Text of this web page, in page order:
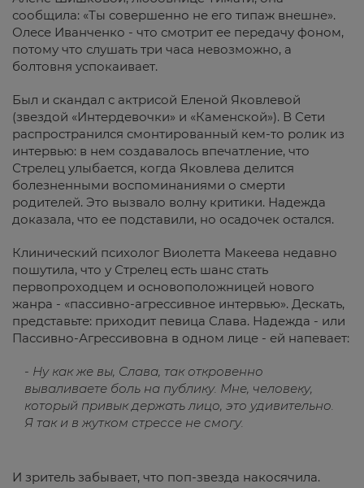
сообщила: «Ты совершенно не его типаж внешне».
Олесе Иванченко - что смотрит ее передачу фоном,
потому что слушать три часа невозможно, а
болтовня успокаивает.
Был и скандал с актрисой Еленой Яковлевой
(звездой «Интердевочки» и «Каменской»). В Сети
распространился смонтированный кем-то ролик из
интервью: в нем создавалось впечатление, что
Стрелец улыбается, когда Яковлева делится
болезненными воспоминаниями о смерти
родителей. Это вызвало волну критики. Надежда
доказала, что ее подставили, но осадочек остался.
Клинический психолог Виолетта Макеева недавно
пошутила, что у Стрелец есть шанс стать
первопроходцем и основоположницей нового
жанра - «пассивно-агрессивное интервью». Дескать,
представьте: приходит певица Слава. Надежда - или
Пассивно-Агрессивовна в одном лице - ей напевает:
- Ну как же вы, Слава, так откровенно
вываливаете боль на публику. Мне, человеку,
который привык держать лицо, это удивительно.
Я так и в жутком стрессе не смогу.
И зритель забывает, что поп-звезда накосячила.